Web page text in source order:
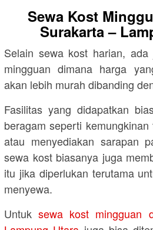
Sewa Kost
Surakarta –
Selain sewa kost harian,
mingguan dimana harga
akan lebih murah dibanding
Fasilitas yang didapatkan
beragam seperti
atau menyediakan sarapan
sewa kost biasanya juga
itu jika diperlukan terutama
menyewa.
Untuksewa kost mingguan